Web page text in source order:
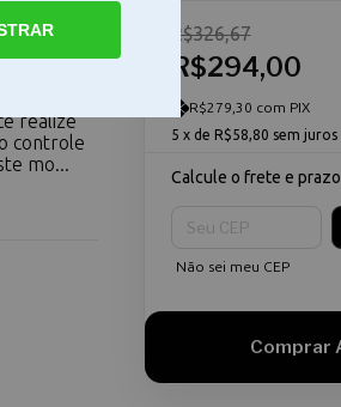
12 O
12 é
realize
controle
mo...
R$294,00
R$326,67
R$279,30 com PIX
5 x de R$58,80 sem juros
Calcule o frete e
Não sei meu CEP